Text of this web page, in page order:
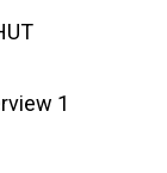
1